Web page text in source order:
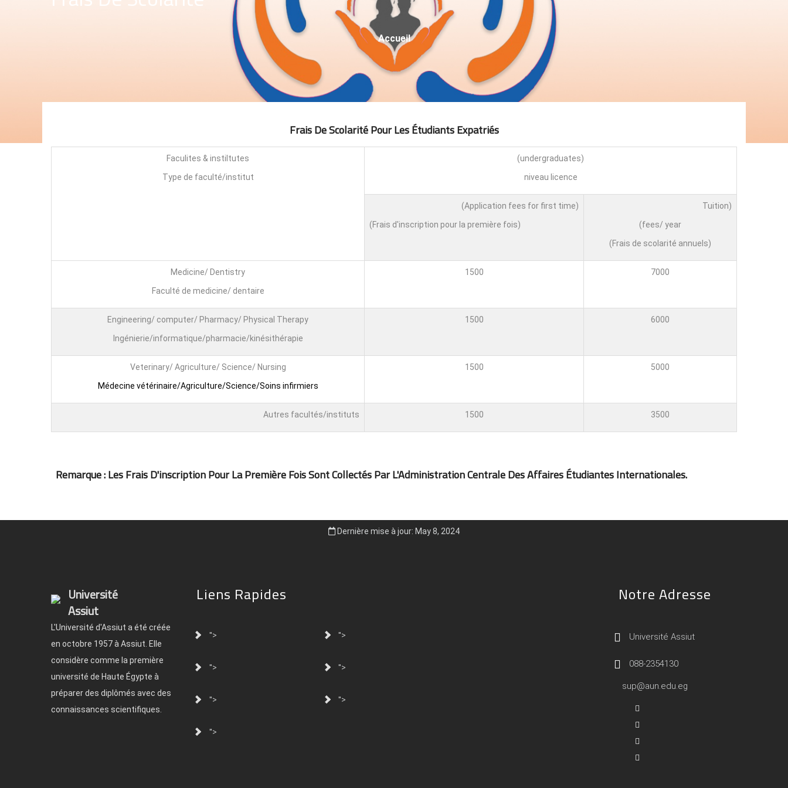
Fil
D'Ariane
Accueil
Frais De Scolarité Pour Les Étudiants ExpatriÉS
Faculites & instiltutes
Type de faculté/institut
(undergraduates)
niveau licence
(Application fees for first time)
(Frais d'inscription pour la première fois)
(Tuition
fees/ year)
(Frais de scolarité annuels)
Medicine/ Dentistry
Faculté de medicine/ dentaire
1500 7000
Engineering/ computer/ Pharmacy/ Physical Therapy
Ingénierie/informatique/pharmacie/kinésithérapie
1500 6000
Veterinary/ Agriculture/ Science/ Nursing
Médecine vétérinaire/Agriculture/Science/Soins infirmiers
1500 5000
Autres facultés/instituts 1500 3500
Remarque : Les Frais D'inscription Pour La Première Fois Sont Collectés Par L'Administration Centrale Des Affaires Étudiantes Internationales.
Dernière mise à jour: May 8, 2024
Université
Assiut
L'Université d'Assiut a été créée
en octobre 1957 à Assiut. Elle
considère comme la première
université de Haute Égypte à
préparer des diplômés avec des
connaissances scientifiques.
Liens Rapides
"> ">
"> ">
"> ">
">
Notre Adresse
Université Assiut
088-2354130
sup@aun.edu.eg